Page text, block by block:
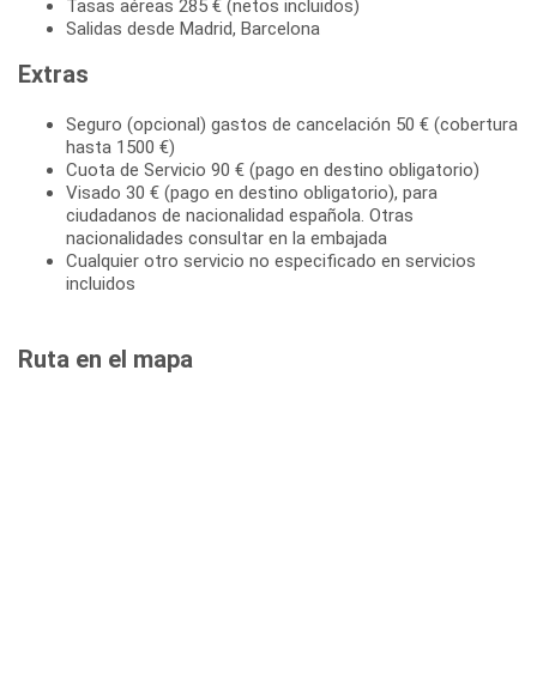
Tasas aéreas 285 € (netos incluidos)
Salidas desde Madrid, Barcelona
Extras
Seguro (opcional) gastos de cancelación 50 € (cobertura
hasta 1500 €)
Cuota de Servicio 90 € (pago en destino obligatorio)
Visado 30 € (pago en destino obligatorio), para
ciudadanos de nacionalidad española. Otras
nacionalidades consultar en la embajada
Cualquier otro servicio no especificado en servicios
incluidos
Ruta en el mapa